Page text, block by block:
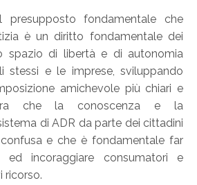
presupposto fondamentale che
è un diritto fondamentale dei
spazio di libertà e di autonomia
stessi e le imprese, sviluppando
amichevole più chiari e
che la conoscenza e la
di ADR da parte dei cittadini
confusa e che è fondamentale far
ed incoraggiare consumatori e
ricorso.